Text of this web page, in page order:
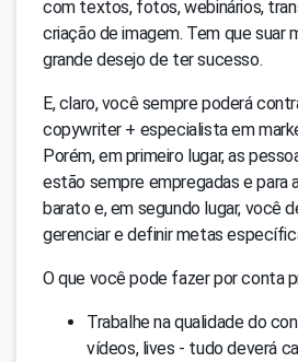
com textos, fotos, webinários,
criação de imagem. Tem que suar
grande desejo de ter sucesso.
E, claro, você sempre poderá
copywriter + especialista em
Porém, em primeiro lugar, as
estão sempre empregadas e para
barato e, em segundo lugar, você
gerenciar e definir metas
O que você pode fazer por conta
Trabalhe na qualidade do
vídeos, lives - tudo deverá